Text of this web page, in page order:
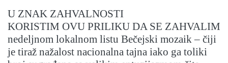
U ZNAK ZAHVALNOSTI
KORISTIM OVU PRILIKU DA SE ZAHVALIM
nedeljnom lokalnom listu Bečejski mozaik – čiji
je tiraž nažalost nacionalna tajna iako ga toliki